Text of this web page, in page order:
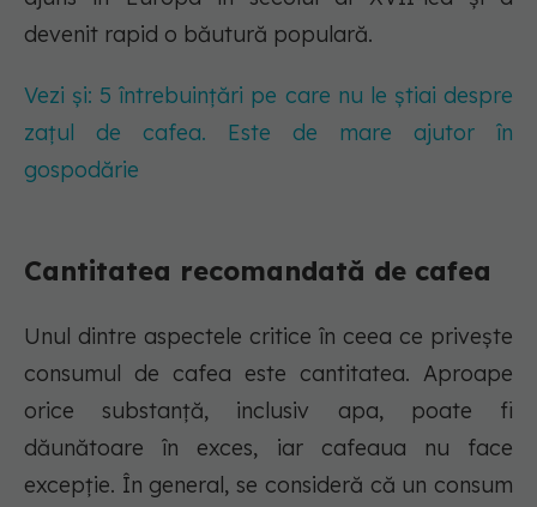
devenit rapid o băutură populară.
Vezi și: 5 întrebuințări pe care nu le știai despre
zațul de cafea. Este de mare ajutor în
gospodărie
Cantitatea recomandată de cafea
Unul dintre aspectele critice în ceea ce privește
consumul de cafea este cantitatea. Aproape
orice substanță, inclusiv apa, poate fi
dăunătoare în exces, iar cafeaua nu face
excepție. În general, se consideră că un consum